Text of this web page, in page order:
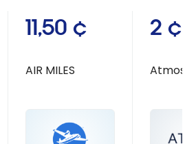
11,50 ¢
AIR MILES
2 ¢
Atmos